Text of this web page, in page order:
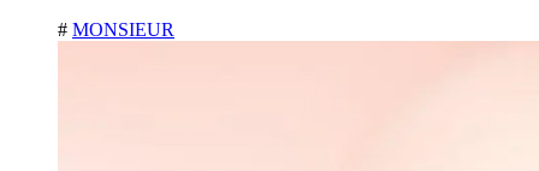
# MONSIEUR